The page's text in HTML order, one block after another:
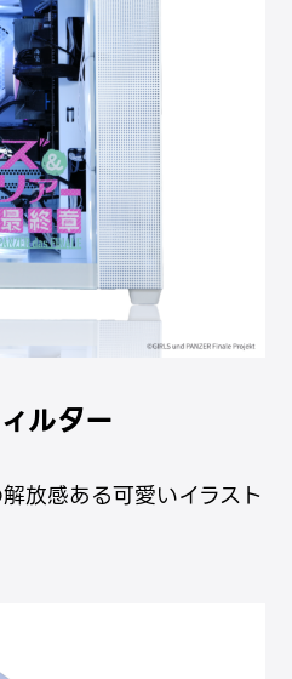
ルター
放感ある可愛いイラスト